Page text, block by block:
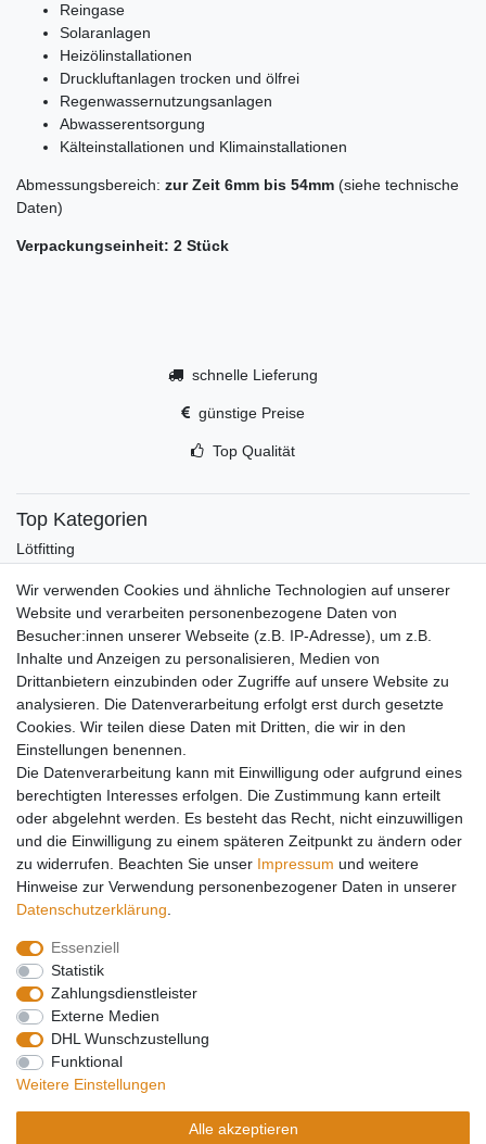
Reingase
Solaranlagen
Heizölinstallationen
Druckluftanlagen trocken und ölfrei
Regenwassernutzungsanlagen
Abwasserentsorgung
Kälteinstallationen und Klimainstallationen
Abmessungsbereich: zur Zeit 6mm bis 54mm (siehe technische
Daten)
Verpackungseinheit: 2 Stück
schnelle Lieferung
günstige Preise
Top Qualität
Top Kategorien
Lötfitting
Werkzeug
Kältetechnikzubehör
Kältefitting
Y-Verteiler
Mein Konto
Kontakt
Versandkosten
Zahlungsarten
Service
Registrierung
Login
Mein Konto
Impressum
Widerrufs­recht
Barrierefreiheitserklärung
Wir verwenden Cookies und ähnliche Technologien auf unserer
Website und verarbeiten personenbezogene Daten von
Besucher:innen unserer Webseite (z.B. IP-Adresse), um z.B.
Inhalte und Anzeigen zu personalisieren, Medien von
Drittanbietern einzubinden oder Zugriffe auf unsere Website zu
analysieren. Die Datenverarbeitung erfolgt erst durch gesetzte
Cookies. Wir teilen diese Daten mit Dritten, die wir in den
Einstellungen benennen.
Die Datenverarbeitung kann mit Einwilligung oder aufgrund eines
berechtigten Interesses erfolgen. Die Zustimmung kann erteilt
oder abgelehnt werden. Es besteht das Recht, nicht einzuwilligen
und die Einwilligung zu einem späteren Zeitpunkt zu ändern oder
zu widerrufen. Beachten Sie unser Impressum und weitere
Hinweise zur Verwendung personenbezogener Daten in unserer
Daten­schutz­erklärung
Essenziell
Statistik
Zahlungsdienstleister
Externe Medien
DHL Wunschzustellung
Funktional
Weitere Einstellungen
Alle akzeptieren